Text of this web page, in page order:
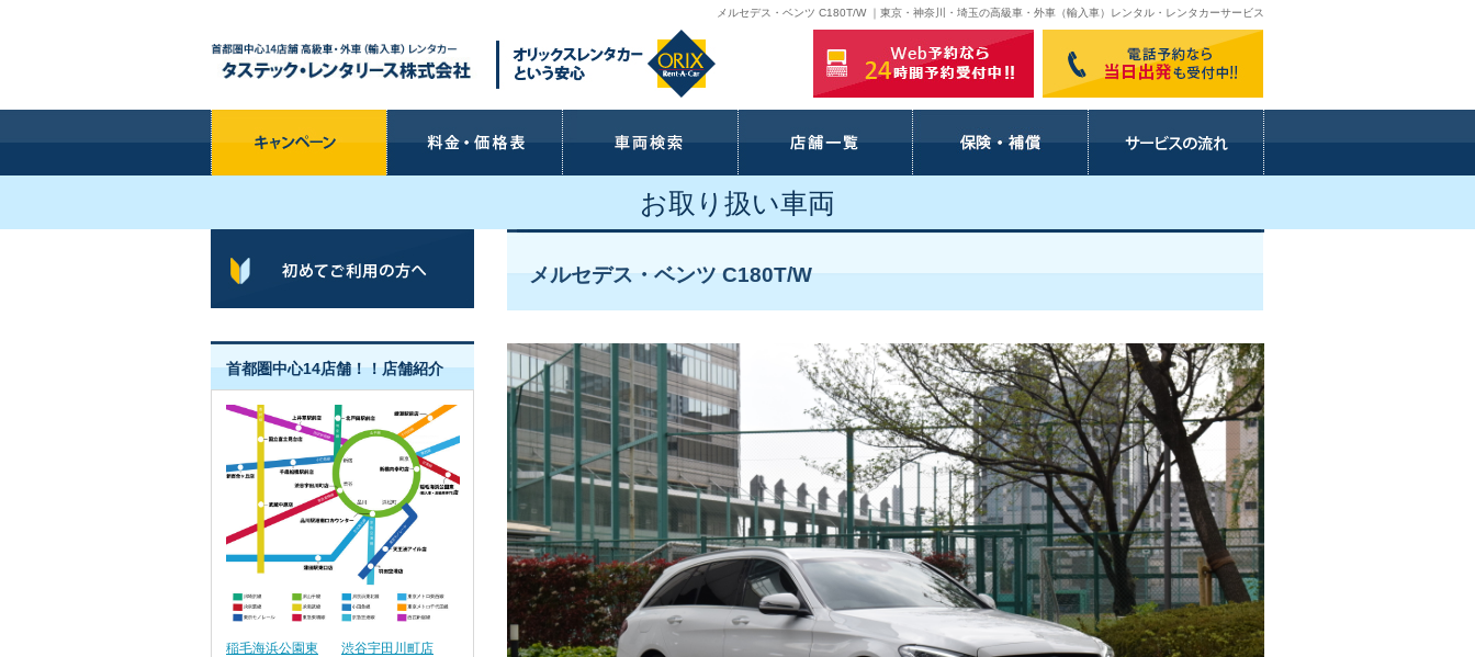
メルセデス・ベンツ C180T/W ｜東京・神奈川・埼玉の高級車・外車（輸入車）レンタル・レンタカーサービス
お取り扱い車両
メルセデス・ベンツ C180T/W
首都圏中心14店舗！！店舗紹介
稲毛海浜公園東
渋谷宇田川町店